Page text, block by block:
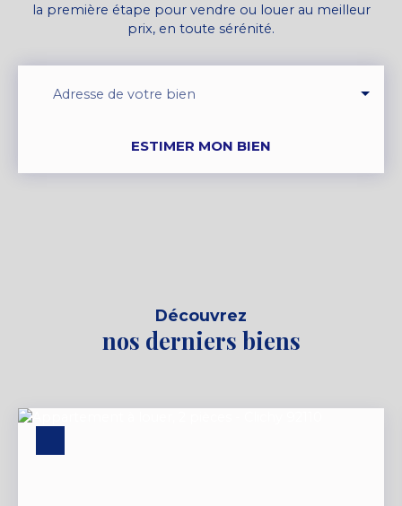
la première étape pour vendre ou louer au meilleur
prix, en toute sérénité.
Adresse de votre bien
ESTIMER MON BIEN
Découvrez
nos derniers biens